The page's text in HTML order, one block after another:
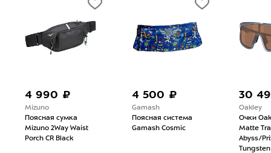
4 990 ₽
Mizuno
Поясная сумка
Mizuno 2Way Waist
Porch CR Black
4 500 ₽
Gamash
Поясная система
Gamash Cosmic
30
Oakley
Очки
Matte
Abyss/
Tungsten